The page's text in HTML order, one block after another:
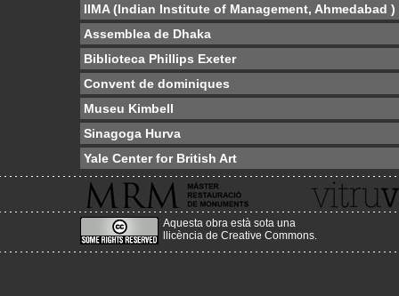
IIMA (Indian Institute of Management, Ahmedabad )
Assemblea de Dhaka
Biblioteca Phillips Exeter
Convent de dominiques
Museu Kimbell
Sinagoga Hurva
Yale Center for British Art
Aquesta obra està sota una
llicència de Creative Commons.